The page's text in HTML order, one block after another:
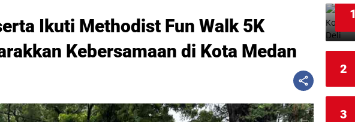
Ikuti Methodist Fun Walk 5K
Kebersamaan di Kota Medan
1
2
3